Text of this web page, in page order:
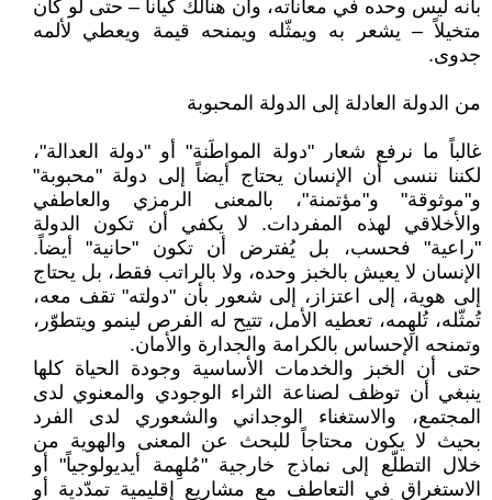
بأنه ليس وحده في معاناته، وأن هنالك كياناً – حتى لو كان
متخيلاً – يشعر به ويمثّله ويمنحه قيمة ويعطي لألمه
جدوى.
من الدولة العادلة إلى الدولة المحبوبة
غالباً ما نرفع شعار "دولة المواطَنة" أو "دولة العدالة"،
لكننا ننسى أن الإنسان يحتاج أيضاً إلى دولة "محبوبة"
و"موثوقة" و"مؤتمنة"، بالمعنى الرمزي والعاطفي
والأخلاقي لهذه المفردات. لا يكفي أن تكون الدولة
"راعية" فحسب، بل يُفترض أن تكون "حانية" أيضاً.
الإنسان لا يعيش بالخبز وحده، ولا بالراتب فقط، بل يحتاج
إلى هوية، إلى اعتزاز، إلى شعور بأن "دولته" تقف معه،
تُمثّله، تُلهِمه، تعطيه الأمل، تتيح له الفرص لينمو ويتطوّر،
وتمنحه الإحساس بالكرامة والجدارة والأمان.
حتى أن الخبز والخدمات الأساسية وجودة الحياة كلها
ينبغي أن توظف لصناعة الثراء الوجودي والمعنوي لدى
المجتمع، والاستغناء الوجداني والشعوري لدى الفرد
بحيث لا يكون محتاجاً للبحث عن المعنى والهوية من
خلال التطلّع إلى نماذج خارجية "مُلهِمة أيديولوجياً" أو
الاستغراق في التعاطف مع مشاريع إقليمية تمدّدية أو